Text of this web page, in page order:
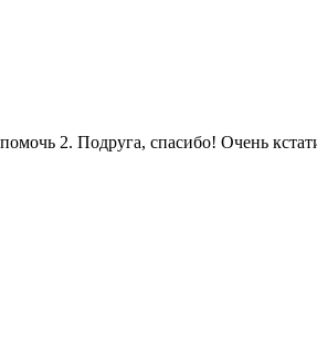
2. Подруга, спасибо! Очень